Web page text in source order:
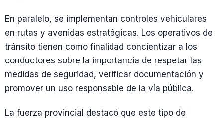
En paralelo, se implementan controles vehiculares
en rutas y avenidas estratégicas. Los operativos de
tránsito tienen como finalidad concientizar a los
conductores sobre la importancia de respetar las
medidas de seguridad, verificar documentación y
promover un uso responsable de la vía pública.
La fuerza provincial destacó que este tipo de